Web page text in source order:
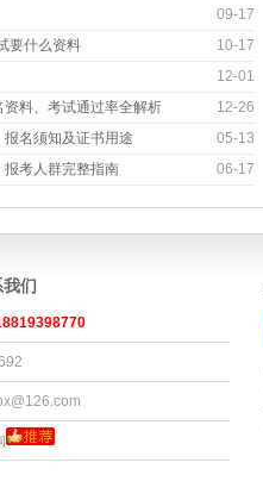
09-17
10-17
要什么资料
12-01
12-26
料、考试通过率全解析
05-13
名须知及证书用途
06-17
考人群完整指南
们